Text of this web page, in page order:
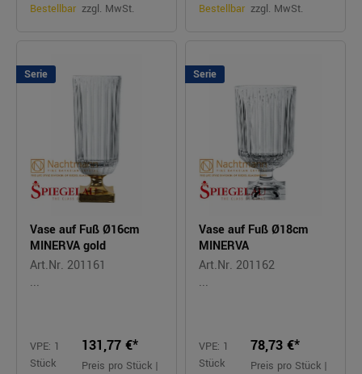
Bestellbar zzgl. MwSt.
Bestellbar zzgl. MwSt.
Serie
Vase auf Fuß Ø16cm
MINERVA gold
Art.Nr. 201161
...
VPE: 1
Stück
131,77 €*
Preis pro Stück |
Serie
Vase auf Fuß Ø18cm
MINERVA
Art.Nr. 201162
...
VPE: 1
Stück
78,73 €*
Preis pro Stück |